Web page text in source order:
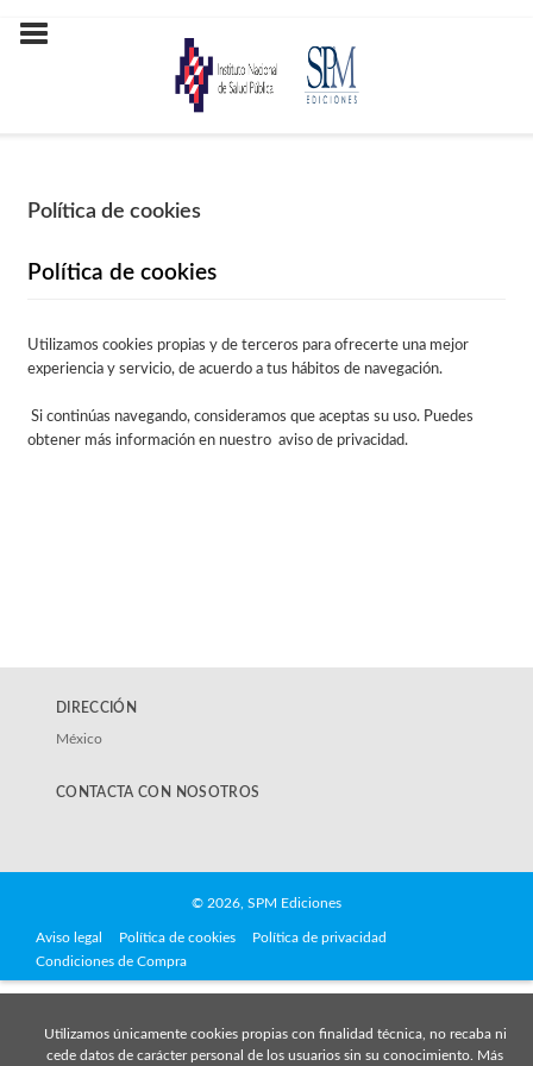
Política de cookies
Política de cookies
Utilizamos cookies propias y de terceros para ofrecerte una mejor
experiencia y servicio, de acuerdo a tus hábitos de navegación.
Si continúas navegando, consideramos que aceptas su uso. Puedes
obtener más información en nuestro aviso de privacidad.
DIRECCIÓN
México
CONTACTA CON NOSOTROS
© 2026, SPM Ediciones
Aviso legal Política de cookies
Política de privacidad
Condiciones de Compra
Utilizamos únicamente cookies propias con finalidad técnica, no recaba ni
cede datos de carácter personal de los usuarios sin su conocimiento. Más